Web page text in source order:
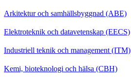
Arkitektur och samhällsbyggnad (ABE)
Elektroteknik och datavetenskap (EECS)
Industriell teknik och management (ITM)
Kemi, bioteknologi och hälsa (CBH)